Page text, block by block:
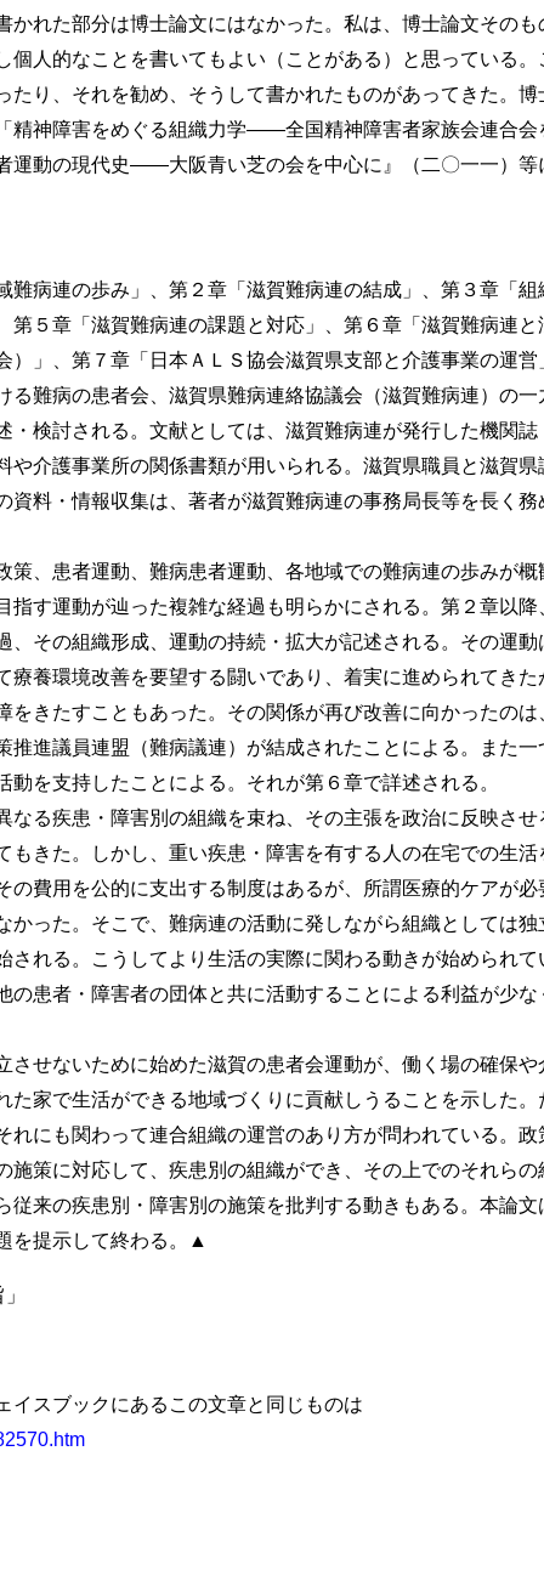
れた部分は博士論文にはなかった。私は、博士論文そのも
個人的なことを書いてもよい（ことがある）と思っている
たり、それを勧め、そうして書かれたものがあってきた。
精神障害をめぐる組織力学――全国精神障害者家族会連合会
運動の現代史――大阪青い芝の会を中心に』（二〇一一）等
病連の歩み」、第２章「滋賀難病連の結成」、第３章「組
第５章「滋賀難病連の課題と対応」、第６章「滋賀難病連
）」、第７章「日本ＡＬＳ協会滋賀県支部と介護事業の運営
難病の患者会、滋賀県難病連絡協議会（滋賀難病連）の一
・検討される。文献としては、滋賀難病連が発行した機関
や介護事業所の関係書類が用いられる。滋賀県職員と滋賀
資料・情報収集は、著者が滋賀難病連の事務局長等を長く
、患者運動、難病患者運動、各地域での難病連の歩みが概
指す運動が辿った複雑な経過も明らかにされる。第２章以
、その組織形成、運動の持続・拡大が記述される。その運
療養環境改善を要望する闘いであり、着実に進められてき
をきたすこともあった。その関係が再び改善に向かったの
推進議員連盟（難病議連）が結成されたことによる。また
動を支持したことによる。それが第６章で詳述される。
る疾患・障害別の組織を束ね、その主張を政治に反映させ
もきた。しかし、重い疾患・障害を有する人の在宅での生
の費用を公的に支出する制度はあるが、所謂医療的ケアが
かった。そこで、難病連の活動に発しながら組織としては
される。こうしてより生活の実際に関わる動きが始められ
の患者・障害者の団体と共に活動することによる利益が少
せないために始めた滋賀の患者会運動が、働く場の確保や
た家で生活ができる地域づくりに貢献しうることを示した
れにも関わって連合組織の運営のあり方が問われている。
施策に対応して、疾患別の組織ができ、その上でのそれら
従来の疾患別・障害別の施策を批判する動きもある。本論
を提示して終わる。▲
スブックにあるこの文章と同じものは